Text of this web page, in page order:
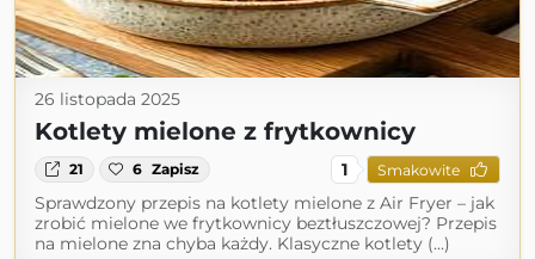
26 listopada 2025
Kotlety mielone z frytkownicy
21 6 Zapisz 1 Smakowite
Sprawdzony przepis na kotlety mielone z Air Fryer – jak
zrobić mielone we frytkownicy beztłuszczowej? Przepis
na mielone zna chyba każdy. Klasyczne kotlety (...)